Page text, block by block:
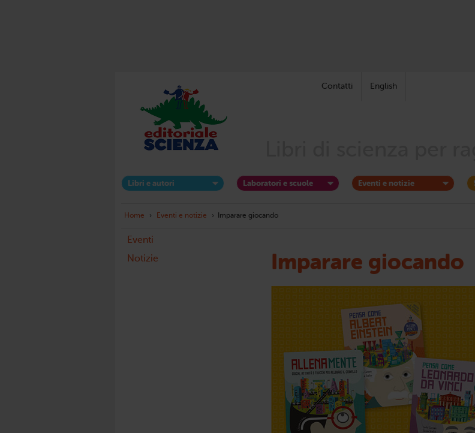
Contatti English
Libri e autori Laboratori e scuole Eventi e notizie
Home › Eventi e notizie › Imparare giocando
Eventi
Notizie
Imparare giocando